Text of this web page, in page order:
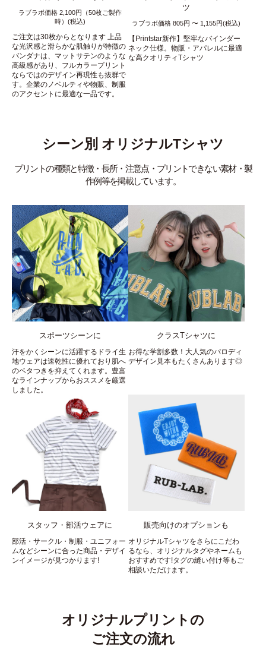
ラブラボ価格 2,100円（50枚ご製作
時）(税込)
ご注文は30枚からとなります 上品
な光沢感と滑らかな肌触りが特徴の
バンダナは、マットサテンのような
高級感があり、フルカラープリント
ならではのデザイン再現性も抜群で
す。企業のノベルティや物販、制服
のアクセントに最適な一品です。
ツ
ラブラボ価格 805円 〜 1,155円(税込)
【Printstar新作】堅牢なバインダー
ネック仕様。物販・アパレルに最適
な高クオリティTシャツ
シーン別 オリジナルTシャツ
プリントの種類と特徴・長所・注意点・プリントできない素材・製
作例等を掲載しています。
スポーツシーンに
汗をかくシーンに活躍するドライ生
地ウェアは速乾性に優れており肌へ
のベタつきを抑えてくれます。豊富
なラインナップからおススメを厳選
しました。
クラスTシャツに
お得な学割多数！大人気のパロディ
デザイン見本もたくさんあります◎
スタッフ・部活ウェアに
部活・サークル・制服・ユニフォー
ムなどシーンに合った商品・デザイ
ンイメージが見つかります!
販売向けのオプションも
オリジナルTシャツをさらにこだわ
るなら、オリジナルタグやネームも
おすすめです!タグの縫い付け等もご
相談いただけます。
オリジナルプリントの
ご注文の流れ